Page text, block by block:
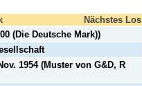
Nächstes Los
(Die Deutsche Mark))
1954 (Muster von G&D, R